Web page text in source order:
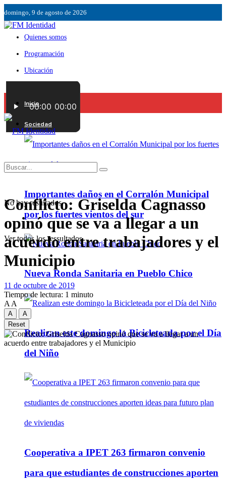
domingo, 9 de agosto de 2026
Quienes somos
Programación
Ubicación
Contáctenos
Inicio
Sociedad
Importantes daños en el Corralón Municipal
por los fuertes vientos del sur
Nueva Ronda Sanitaria en Pueblo Chico
Realizan este domingo la Bicicleteada por el Día
del Niño
Cooperativa a IPET 263 firmaron convenio
para que estudiantes de construcciones aporten
No hay resultados.
Ver todos los ressultados
Conflicto: Griselda Cagnasso
opinó que se va a llegar a un
acuerdo entre trabajadores y el
Municipio
11 de octubre de 2019
Tiempo de lectura: 1 minuto
A A
A
A
Reset